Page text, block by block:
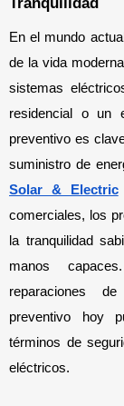
En el mundo
de la vida
sistemas
residencial o un
preventivo es
suministro de
Solar & Electric
comerciales, los
la tranquilidad
manos
reparaciones
preventivo hoy
términos de
eléctricos.